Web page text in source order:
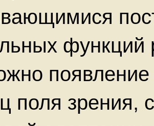
функций
поля зрения,